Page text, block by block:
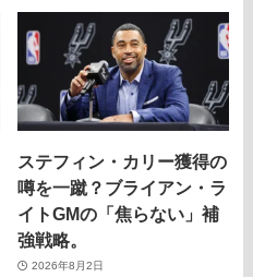
ステフィン・カリー獲得の
噂を一蹴？ブライアン・ラ
イトGMの「焦らない」補
強戦略。
2026年8月2日